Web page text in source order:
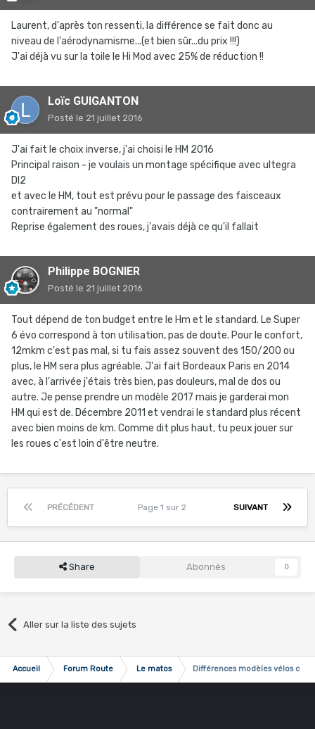
Laurent, d'après ton ressenti, la différence se fait donc au
niveau de l'aérodynamisme...(et bien sûr...du prix !!!)
J'ai déjà vu sur la toile le Hi Mod avec 25% de réduction !!
Loïc GUIGANTON
Posté le 21 juillet 2016
J'ai fait le choix inverse, j'ai choisi le HM 2016
Principal raison - je voulais un montage spécifique avec ultegra
DI2
et avec le HM, tout est prévu pour le passage des faisceaux
contrairement au "normal"
Reprise également des roues, j'avais déjà ce qu'il fallait
Philippe BOGNIER
Posté le 21 juillet 2016
Tout dépend de ton budget entre le Hm et le standard. Le Super
6 évo correspond à ton utilisation, pas de doute. Pour le confort,
12mkm c'est pas mal, si tu fais assez souvent des 150/200 ou
plus, le HM sera plus agréable. J'ai fait Bordeaux Paris en 2014
avec, à l'arrivée j'étais très bien, pas douleurs, mal de dos ou
autre. Je pense prendre un modèle 2017 mais je garderai mon
HM qui est de. Décembre 2011 et vendrai le standard plus récent
avec bien moins de km. Comme dit plus haut, tu peux jouer sur
les roues c'est loin d'être neutre.
PRÉCÉDENT SUIVANT
Page 1 sur 2
Share Abonnés 0
Aller sur la liste des sujets
Accueil Forum Route Le matos Différences modèles vélos